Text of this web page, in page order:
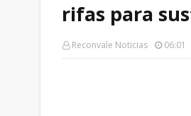
rifas para
Reconvale Noticias 06:01